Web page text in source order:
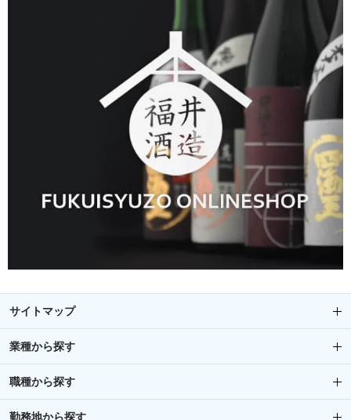
サイトマップ
業種から探す
職種から探す
勤務地から探す